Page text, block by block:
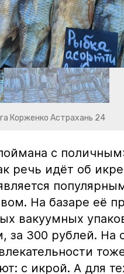
Корженко Астрахань 24
с
речь идёт об
На базаре её
вакуумных
за 300 рублей. На
с икрой. А для